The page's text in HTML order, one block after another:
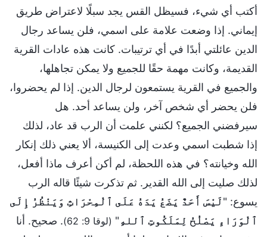
أكتب أي شيء، فسيظل القس يجد سبلًا لاعتراض طريق
إيماني. إذا وضعت علامة على اسمي، فلن يساعد رجال
الدين عائلتي أبدًا في أي ترتيبات. كانت هذه عادات القرية
القديمة، وكانت مهمة حقًا للجميع ولا يمكن تجاهلها،
والجميع في القرية يستمعون لرجال الدين. إذا لم يحضروا،
فلن يحضر أي شخص آخر، ولن يساعد أحد. هل
سيرفضني الجميع؟ لكنني علمت أن الرب قد عاد، لذلك
إذا شطبت اسمي وعدت إلى الكنيسة، ألا يعني ذلك إنكار
الله وخيانته؟ في هذه اللحظة، لم أكن أعرف ماذا أفعل،
لذلك صليت إلى الله القدير. ثم تذكرت شيئًا قاله الرب
يسوع: "لَيْسَ أَحَدٌ يَضَعُ يَدَهُ عَلَى ٱلْمِحْرَاثِ وَيَنْظُرُ إِلَى
ٱلْوَرَاءِ يَصْلُحُ لِمَلَكُوتِ ٱللهِ" (لوقا 9: 62)
. صحيح. أنا